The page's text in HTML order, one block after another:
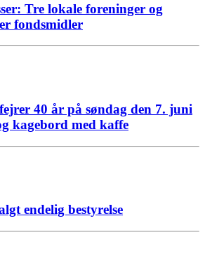
Tre lokale foreninger og
fondsmidler
40 år på søndag den 7. juni
kagebord med kaffe
endelig bestyrelse